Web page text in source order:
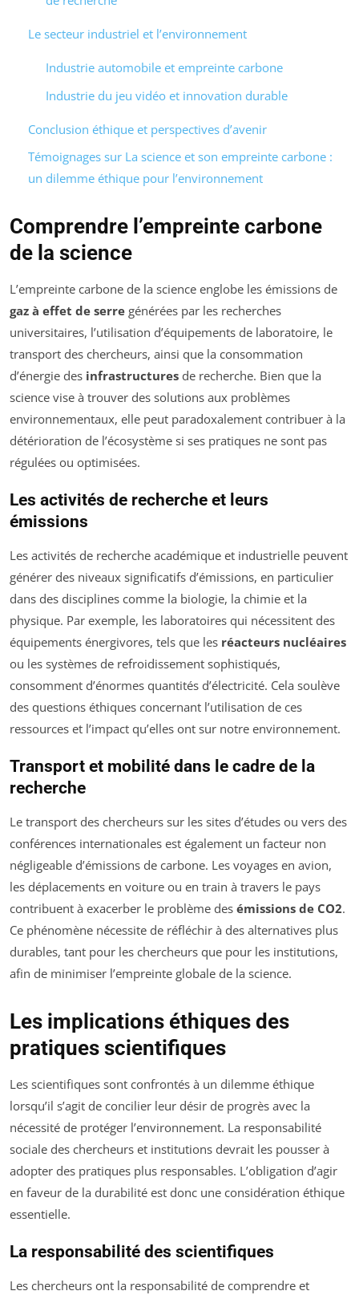
Le secteur industriel et l’environnement
Industrie automobile et empreinte carbone
Industrie du jeu vidéo et innovation durable
Conclusion éthique et perspectives d’avenir
Témoignages sur La science et son empreinte carbone :
un dilemme éthique pour l’environnement
Comprendre l’empreinte carbone
de la science
L’empreinte carbone de la science englobe les émissions de
gaz à effet de serre générées par les recherches
universitaires, l’utilisation d’équipements de laboratoire, le
transport des chercheurs, ainsi que la consommation
d’énergie des infrastructures de recherche. Bien que la
science vise à trouver des solutions aux problèmes
environnementaux, elle peut paradoxalement contribuer à la
détérioration de l’écosystème si ses pratiques ne sont pas
régulées ou optimisées.
Les activités de recherche et leurs
émissions
Les activités de recherche académique et industrielle peuvent
générer des niveaux significatifs d’émissions, en particulier
dans des disciplines comme la biologie, la chimie et la
physique. Par exemple, les laboratoires qui nécessitent des
équipements énergivores, tels que les réacteurs nucléaires
ou les systèmes de refroidissement sophistiqués,
consomment d’énormes quantités d’électricité. Cela soulève
des questions éthiques concernant l’utilisation de ces
ressources et l’impact qu’elles ont sur notre environnement.
Transport et mobilité dans le cadre de la
recherche
Le transport des chercheurs sur les sites d’études ou vers des
conférences internationales est également un facteur non
négligeable d’émissions de carbone. Les voyages en avion,
les déplacements en voiture ou en train à travers le pays
contribuent à exacerber le problème des émissions de CO2.
Ce phénomène nécessite de réfléchir à des alternatives plus
durables, tant pour les chercheurs que pour les institutions,
afin de minimiser l’empreinte globale de la science.
Les implications éthiques des
pratiques scientifiques
Les scientifiques sont confrontés à un dilemme éthique
lorsqu’il s’agit de concilier leur désir de progrès avec la
nécessité de protéger l’environnement. La responsabilité
sociale des chercheurs et institutions devrait les pousser à
adopter des pratiques plus responsables. L’obligation d’agir
en faveur de la durabilité est donc une considération éthique
essentielle.
La responsabilité des scientifiques
Les chercheurs ont la responsabilité de comprendre et